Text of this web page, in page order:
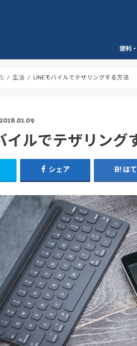
便利
生活 LINEモバイルでテザリングする方法
2018.01.09
イルでテザリング
シェア は